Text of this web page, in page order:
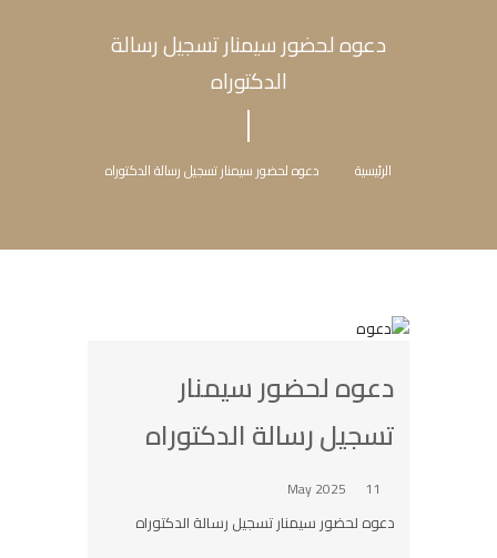
دعوه لحضور سيمنار تسجيل رسالة
الدكتوراه
الرئيسية دعوه لحضور سيمنار تسجيل رسالة الدكتوراه
دعوه لحضور سيمنار
تسجيل رسالة الدكتوراه
11 May 2025
دعوه لحضور سيمنار تسجيل رسالة الدكتوراه